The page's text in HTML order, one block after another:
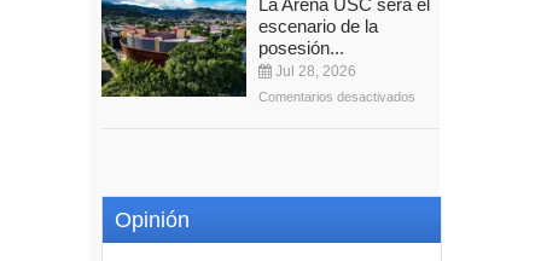
La Arena USC será el
escenario de la
posesión...
Jul 28, 2026
Comentarios desactivados
Opinión